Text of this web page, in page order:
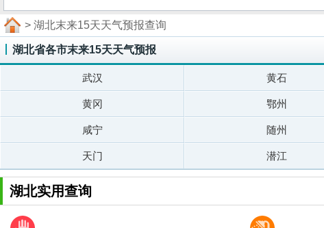
> 湖北末来15天天气预报查询
湖北省各市末来15天天气预报
武汉 黄石
黄冈 鄂州
咸宁 随州
天门 潜江
湖北实用查询